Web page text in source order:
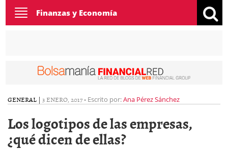
Toggle
navigation
Finanzas y Economía
GENERAL | 3 ENERO, 2017- Escrito por:Ana Pérez Sánchez
Los logotipos de las empresas,
¿qué dicen de ellas?